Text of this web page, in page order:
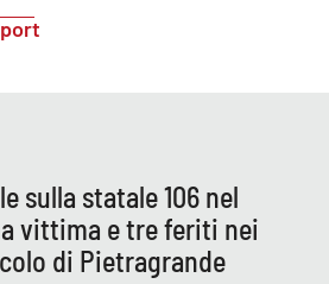
sulla statale 106 nel
vittima e tre feriti nei
di Pietragrande